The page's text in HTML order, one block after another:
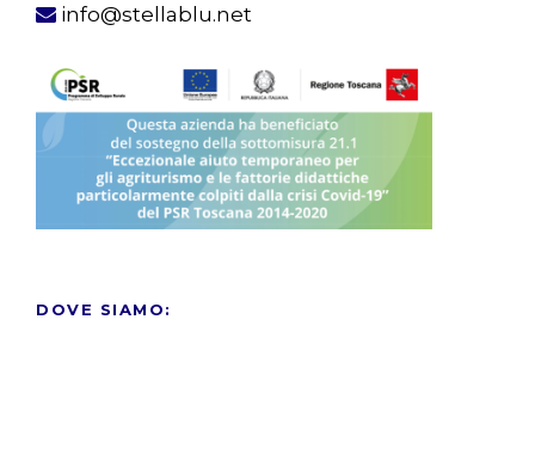
info@stellablu.net
DOVE SIAMO: